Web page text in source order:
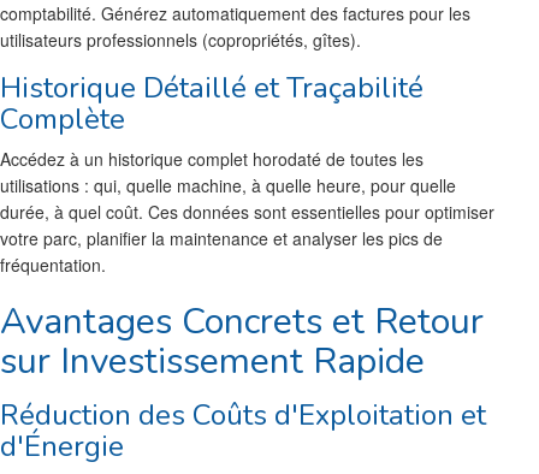
comptabilité. Générez automatiquement des factures pour les
utilisateurs professionnels (copropriétés, gîtes).
Historique Détaillé et Traçabilité
Complète
Accédez à un historique complet horodaté de toutes les
utilisations : qui, quelle machine, à quelle heure, pour quelle
durée, à quel coût. Ces données sont essentielles pour optimiser
votre parc, planifier la maintenance et analyser les pics de
fréquentation.
Avantages Concrets et Retour
sur Investissement Rapide
Réduction des Coûts d'Exploitation et
d'Énergie